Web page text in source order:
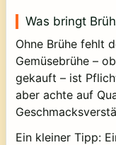
Was bringt
Ohne Brühe fehlt
Gemüsebrühe –
gekauft – ist
aber achte auf
Ein kleiner Tipp: